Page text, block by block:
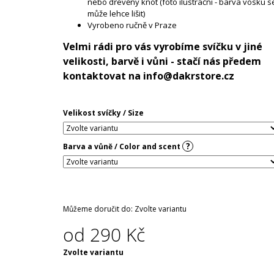
může lehce lišit)
Vyrobeno ručně v Praze
Velmi rádi pro vás vyrobíme svíčku v jiné
velikosti, barvě i vůni - stačí nás předem
kontaktovat na info@dakrstore.cz
Velikost svíčky / Size
Barva a vůně / Color and scent ?
Můžeme doručit do: Zvolte variantu
od 290 Kč
Měrná
Zvolte variantu